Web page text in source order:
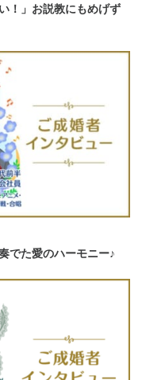
！」お説教にもめげず
でた愛のハーモニー♪